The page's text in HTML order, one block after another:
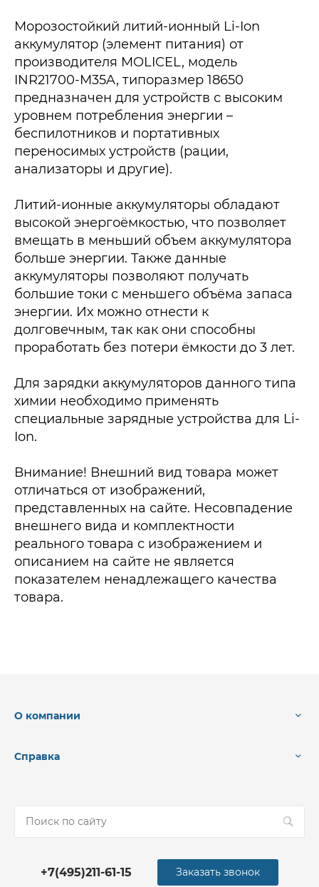
Морозостойкий литий-ионный Li-Ion
аккумулятор (элемент питания) от
производителя MOLICEL, модель
INR21700-M35A, типоразмер 18650
предназначен для устройств с высоким
уровнем потребления энергии –
беспилотников и портативных
переносимых устройств (рации,
анализаторы и другие).
Литий-ионные аккумуляторы обладают
высокой энергоёмкостью, что позволяет
вмещать в меньший объем аккумулятора
больше энергии. Также данные
аккумуляторы позволяют получать
большие токи с меньшего объёма запаса
энергии. Их можно отнести к
долговечным, так как они способны
проработать без потери ёмкости до 3 лет.
Для зарядки аккумуляторов данного типа
химии необходимо применять
специальные зарядные устройства для Li-
Ion.
Внимание! Внешний вид товара может
отличаться от изображений,
представленных на сайте. Несовпадение
внешнего вида и комплектности
реального товара с изображением и
описанием на сайте не является
показателем ненадлежащего качества
товара.
О компании
Справка
+7(495)211-61-15 Заказать звонок